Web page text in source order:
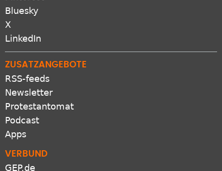
Bluesky
X
LinkedIn
ZUSATZANGEBOTE
RSS-feeds
Newsletter
Protestantomat
Podcast
Apps
VERBUND
GEP.de